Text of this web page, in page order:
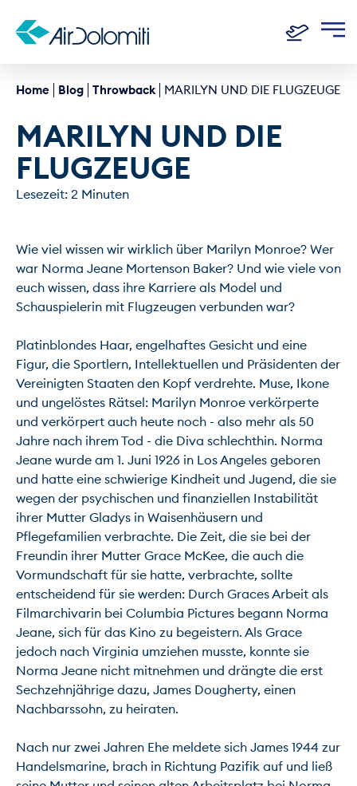
Home Blog Throwback MARILYN UND DIE FLUGZEUGE
MARILYN UND DIE
FLUGZEUGE
Lesezeit: 2 Minuten
Wie viel wissen wir wirklich über Marilyn Monroe? Wer
war Norma Jeane Mortenson Baker? Und wie viele von
euch wissen, dass ihre Karriere als Model und
Schauspielerin mit Flugzeugen verbunden war?
Platinblondes Haar, engelhaftes Gesicht und eine
Figur, die Sportlern, Intellektuellen und Präsidenten der
Vereinigten Staaten den Kopf verdrehte. Muse, Ikone
und ungelöstes Rätsel: Marilyn Monroe verkörperte
und verkörpert auch heute noch - also mehr als 50
Jahre nach ihrem Tod - die Diva schlechthin. Norma
Jeane wurde am 1. Juni 1926 in Los Angeles geboren
und hatte eine schwierige Kindheit und Jugend, die sie
wegen der psychischen und finanziellen Instabilität
ihrer Mutter Gladys in Waisenhäusern und
Pflegefamilien verbrachte. Die Zeit, die sie bei der
Freundin ihrer Mutter Grace McKee, die auch die
Vormundschaft für sie hatte, verbrachte, sollte
entscheidend für sie werden: Durch Graces Arbeit als
Filmarchivarin bei Columbia Pictures begann Norma
Jeane, sich für das Kino zu begeistern. Als Grace
jedoch nach Virginia umziehen musste, konnte sie
Norma Jeane nicht mitnehmen und drängte die erst
Sechzehnjährige dazu, James Dougherty, einen
Nachbarssohn, zu heiraten.
Nach nur zwei Jahren Ehe meldete sich James 1944 zur
Handelsmarine, brach in Richtung Pazifik auf und ließ